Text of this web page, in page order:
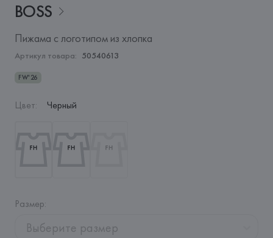
BOSS
Пижама с логотипом из хлопка
Артикул товара: 50540613
FW'26
Цвет: Черный
Размер:
Выберите размер